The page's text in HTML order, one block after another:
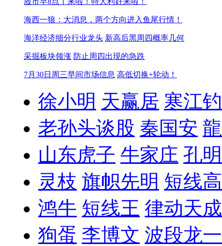
海西一狼：大消息，两个方向进入鱼尾行情！
海洋经济细分行业龙头 新高后黑周四概率几何
采掘板块领涨 防止周四出现的急跌
7月30日周三早间市场信息 高低切换+轮动！
徐小明 天赢居 寒江
老孙头谈股 秦国安
山东虎子 牛家庄 孔
灵枝 旗帜先明 短线
鸿牛 短线王 律动天成
狗蛋 李博文 波段龙一